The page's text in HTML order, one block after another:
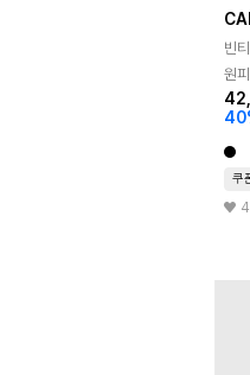
빈
원
40
쿠
4